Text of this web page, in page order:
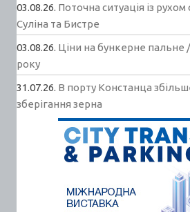
03.08.26. Поточна ситуація із
Суліна та Бистре
03.08.26. Ціни на бункерне пальне
року
31.07.26. В порту Констанца
зберігання зерна